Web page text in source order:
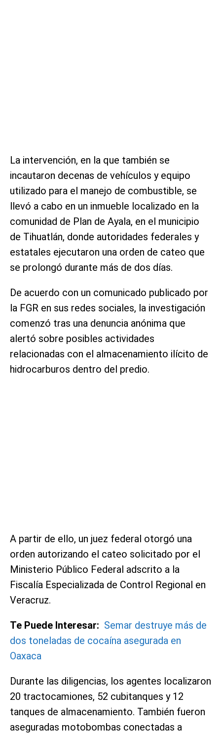
La intervención, en la que también se
incautaron decenas de vehículos y equipo
utilizado para el manejo de combustible, se
llevó a cabo en un inmueble localizado en la
comunidad de Plan de Ayala, en el municipio
de Tihuatlán, donde autoridades federales y
estatales ejecutaron una orden de cateo que
se prolongó durante más de dos días.
De acuerdo con un comunicado publicado por
la FGR en sus redes sociales, la investigación
comenzó tras una denuncia anónima que
alertó sobre posibles actividades
relacionadas con el almacenamiento ilícito de
hidrocarburos dentro del predio.
A partir de ello, un juez federal otorgó una
orden autorizando el cateo solicitado por el
Ministerio Público Federal adscrito a la
Fiscalía Especializada de Control Regional en
Veracruz.
Te Puede Interesar: Semar destruye más de
dos toneladas de cocaína asegurada en
Oaxaca
Durante las diligencias, los agentes localizaron
20 tractocamiones, 52 cubitanques y 12
tanques de almacenamiento. También fueron
aseguradas motobombas conectadas a